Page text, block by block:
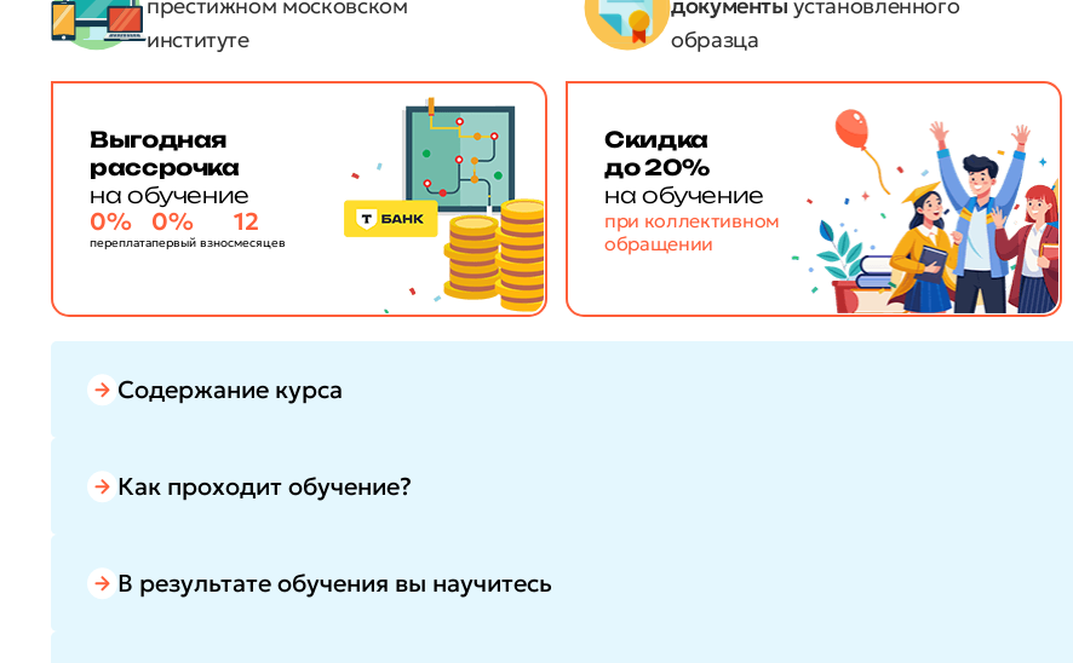
институте
образца
Выгодная
рассрочка
на обучение
0%
переплата
0%
первый взнос
12
месяцев
Скидка
до 20%
на обучение
при коллективном
обращении
Содержание курса
Как проходит обучение?
В результате обучения вы научитесь